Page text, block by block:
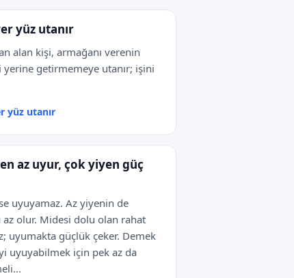
yüz utanır
alan kişi, armağanı verenin
yerine getirmemeye utanır; işini
yüz utanır
az uyur, çok yiyen güç
uyuyamaz. Az yiyenin de
az olur. Midesi dolu olan rahat
uyumakta güçlük çeker. Demek
uyuyabilmek için pek az da